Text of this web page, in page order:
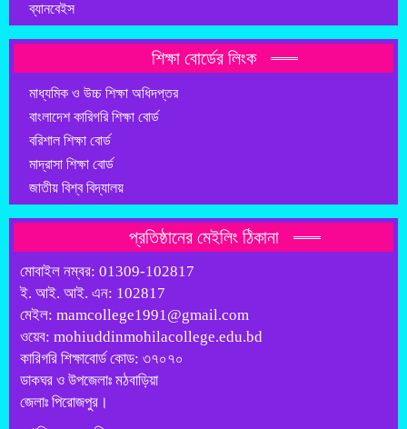
ব্যানবেইস
শিক্ষা বোর্ডের লিংক
মাধ্যমিক ও উচ্চ শিক্ষা অধিদপ্তর
বাংলাদেশ কারিগরি শিক্ষা বোর্ড
বরিশাল শিক্ষা বোর্ড
মাদ্রাসা শিক্ষা বোর্ড
জাতীয় বিশ্ব বিদ্যালয়
প্রতিষ্ঠানের মেইলিং ঠিকানা
মোবাইল নম্বর: 01309-102817
ই. আই. আই. এন: 102817
মেইল: mamcollege1991@gmail.com
ওয়েব: mohiuddinmohilacollege.edu.bd
কারিগরি শিক্ষাবোর্ড কোড: ৩৭০৭০
ডাকঘর ও উপজেলাঃ মঠবাড়িয়া
জেলাঃ পিরোজপুর।